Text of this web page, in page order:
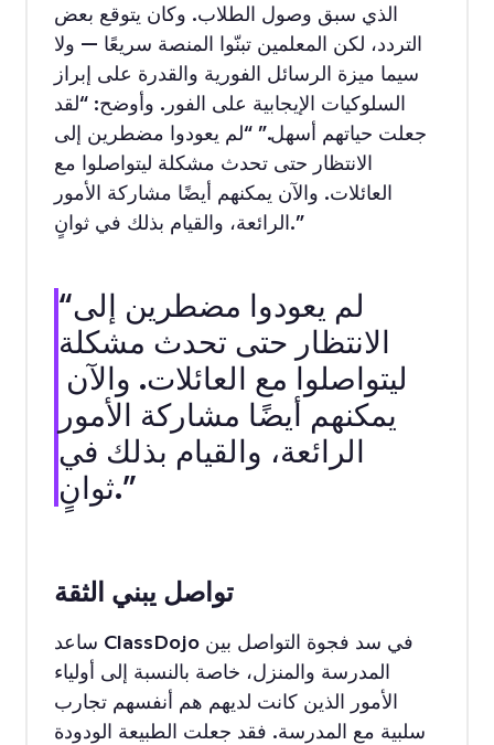
الذي سبق وصول الطلاب. وكان يتوقع بعض
التردد، لكن المعلمين تبنّوا المنصة سريعًا — ولا
سيما ميزة الرسائل الفورية والقدرة على إبراز
السلوكيات الإيجابية على الفور. وأوضح: “لقد
جعلت حياتهم أسهل.” “لم يعودوا مضطرين إلى
الانتظار حتى تحدث مشكلة ليتواصلوا مع
العائلات. والآن يمكنهم أيضًا مشاركة الأمور
الرائعة، والقيام بذلك في ثوانٍ.”
“لم يعودوا مضطرين إلى
الانتظار حتى تحدث مشكلة
ليتواصلوا مع العائلات. والآن
يمكنهم أيضًا مشاركة الأمور
الرائعة، والقيام بذلك في
ثوانٍ.”
تواصل يبني الثقة
ساعد ClassDojo في سد فجوة التواصل بين
المدرسة والمنزل، خاصة بالنسبة إلى أولياء
الأمور الذين كانت لديهم هم أنفسهم تجارب
سلبية مع المدرسة. فقد جعلت الطبيعة الودودة